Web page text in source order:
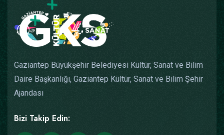
Gaziantep Büyükşehir Belediyesi Kültür, Sanat ve Bilim
Daire Başkanlığı, Gaziantep Kültür, Sanat ve Bilim Şehir
Ajandası
Bizi Takip Edin: